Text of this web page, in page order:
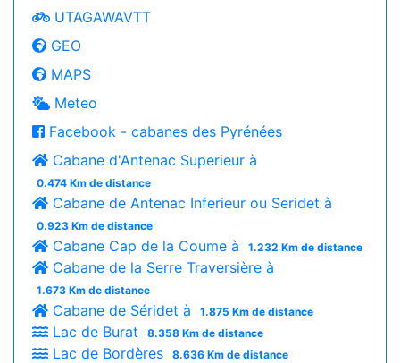
UTAGAWAVTT
GEO
MAPS
Meteo
Facebook - cabanes des Pyrénées
Cabane d'Antenac Superieur à
0.474 Km de distance
Cabane de Antenac Inferieur ou Seridet à
0.923 Km de distance
Cabane Cap de la Coume à 1.232 Km de distance
Cabane de la Serre Traversière à
1.673 Km de distance
Cabane de Séridet à 1.875 Km de distance
Lac de Burat 8.358 Km de distance
Lac de Bordères 8.636 Km de distance